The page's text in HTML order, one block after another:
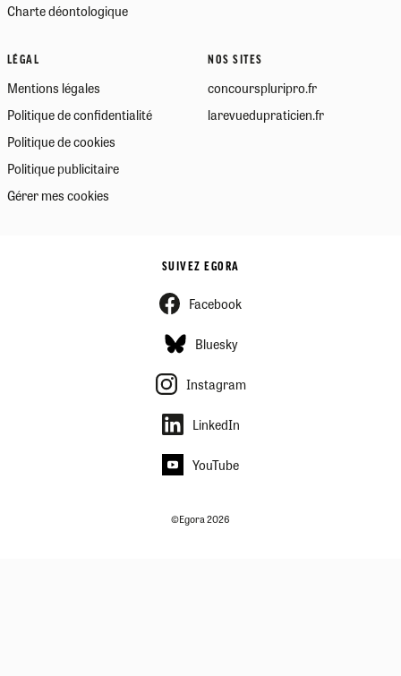
Charte déontologique
LÉGAL
Mentions légales
Politique de confidentialité
Politique de cookies
Politique publicitaire
Gérer mes cookies
NOS SITES
concourspluripro.fr
larevuedupraticien.fr
SUIVEZ EGORA
Facebook
Bluesky
Instagram
LinkedIn
YouTube
©Egora 2026